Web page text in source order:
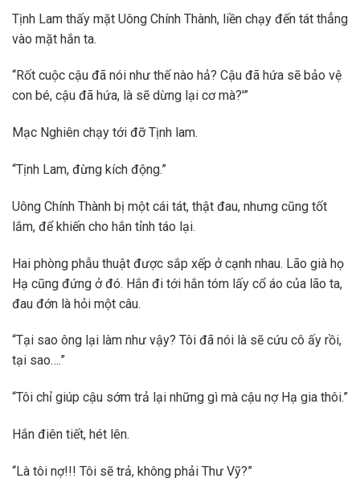
Tịnh Lam thấy mặt Uông Chính Thành, liền chạy đến tát thẳng
vào mặt hắn ta.
“Rốt cuộc cậu đã nói như thế nào hả? Cậu đã hứa sẽ bảo vệ
con bé, cậu đã hứa, là sẽ dừng lại cơ mà?'”
Mạc Nghiên chạy tới đỡ Tịnh lam.
“Tịnh Lam, đừng kích động.”
Uông Chính Thành bị một cái tát, thật đau, nhưng cũng tốt
lắm, để khiến cho hắn tỉnh táo lại.
Hai phòng phẫu thuật được sắp xếp ở cạnh nhau. Lão già họ
Hạ cũng đứng ở đó. Hắn đi tới hắn tóm lấy cổ áo của lão ta,
đau đớn là hỏi một câu.
“Tại sao ông lại làm như vậy? Tôi đã nói là sẽ cứu cô ấy rồi,
tại sao….”
“Tôi chỉ giúp cậu sớm trả lại những gì mà cậu nợ Hạ gia thôi.”
Hắn điên tiết, hét lên.
“Là tôi nợ!!! Tôi sẽ trả, không phải Thư Vỹ?”